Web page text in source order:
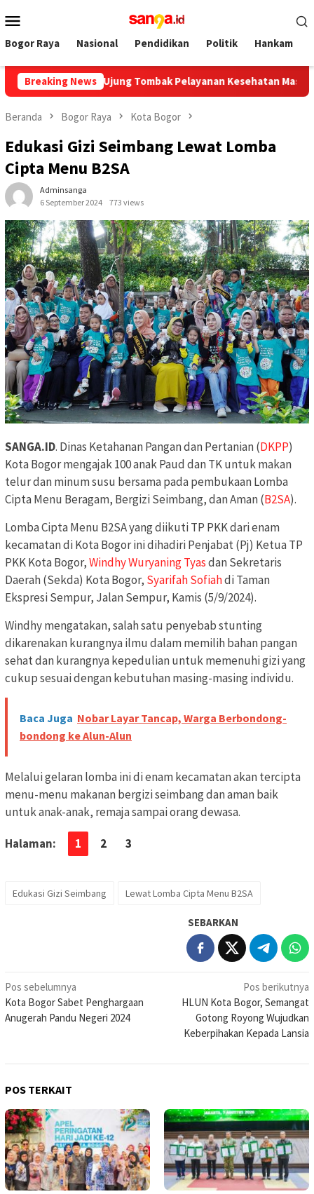
ke
kontenMobile
Bogor Raya Nasional Pendidikan Politik Hankam
Breaking News
Jadi Ujung Tombak Pelayanan Kesehatan Masyarakat
Beranda Bogor Raya Kota Bogor
Edukasi Gizi Seimbang Lewat Lomba
Cipta Menu B2SA
Adminsanga
6 September 2024
773 views
SANGA.ID. Dinas Ketahanan Pangan dan Pertanian (DKPP)
Kota Bogor mengajak 100 anak Paud dan TK untuk makan
telur dan minum susu bersama pada pembukaan Lomba
Cipta Menu Beragam, Bergizi Seimbang, dan Aman (B2SA).
Lomba Cipta Menu B2SA yang diikuti TP PKK dari enam
kecamatan di Kota Bogor ini dihadiri Penjabat (Pj) Ketua TP
PKK Kota Bogor,Windhy Wuryaning Tyasdan Sekretaris
Daerah (Sekda) Kota Bogor, Syarifah Sofiahdi Taman
Ekspresi Sempur, Jalan Sempur, Kamis (5/9/2024).
Windhy mengatakan, salah satu penyebab stunting
dikarenakan kurangnya ilmu dalam memilih bahan pangan
sehat dan kurangnya kepedulian untuk memenuhi gizi yang
cukup sesuai dengan kebutuhan masing-masing individu.
Baca Juga Nobar Layar Tancap, Warga Berbondong-
bondong ke Alun-Alun
Melalui gelaran lomba ini di enam kecamatan akan tercipta
menu-menu makanan bergizi seimbang dan aman baik
untuk anak-anak, remaja sampai orang dewasa.
Halaman: 1 2 3
Edukasi Gizi Seimbang Lewat Lomba Cipta Menu B2SA
SEBARKAN
Navigasi
pos
Pos sebelumnya
Kota Bogor Sabet Penghargaan
Anugerah Pandu Negeri 2024
Pos berikutnya
HLUN Kota Bogor, Semangat
Gotong Royong Wujudkan
Keberpihakan Kepada Lansia
POS TERKAIT